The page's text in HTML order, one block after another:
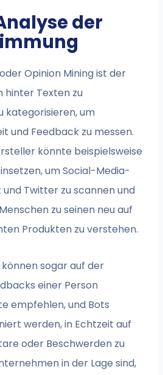
der
Opinion Mining ist der
hinter Texten zu
kategorisieren, um
und Feedback zu messen.
könnte beispielsweise
um Social-Media-
und Twitter zu scannen und
zu seinen neu auf
Produkten zu verstehen.
sogar auf der
einer Person
empfehlen, und Bots
werden, in Echtzeit auf
oder Beschwerden zu
in der Lage sind,